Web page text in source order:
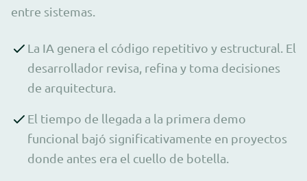
entre sistemas.
La IA genera el código repetitivo y estructural. El
desarrollador revisa, refina y toma decisiones
de arquitectura.
El tiempo de llegada a la primera demo
funcional bajó significativamente en proyectos
donde antes era el cuello de botella.